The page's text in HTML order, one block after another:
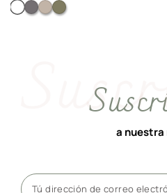
Blanco
Gris oscuro
TaupeVerde
a